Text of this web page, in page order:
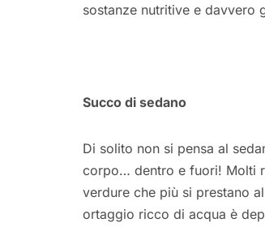
sostanze nutritive e davvero
Succo di sedano
Di solito non si pensa al
corpo… dentro e fuori! Molti
verdure che più si prestano
ortaggio ricco di acqua è